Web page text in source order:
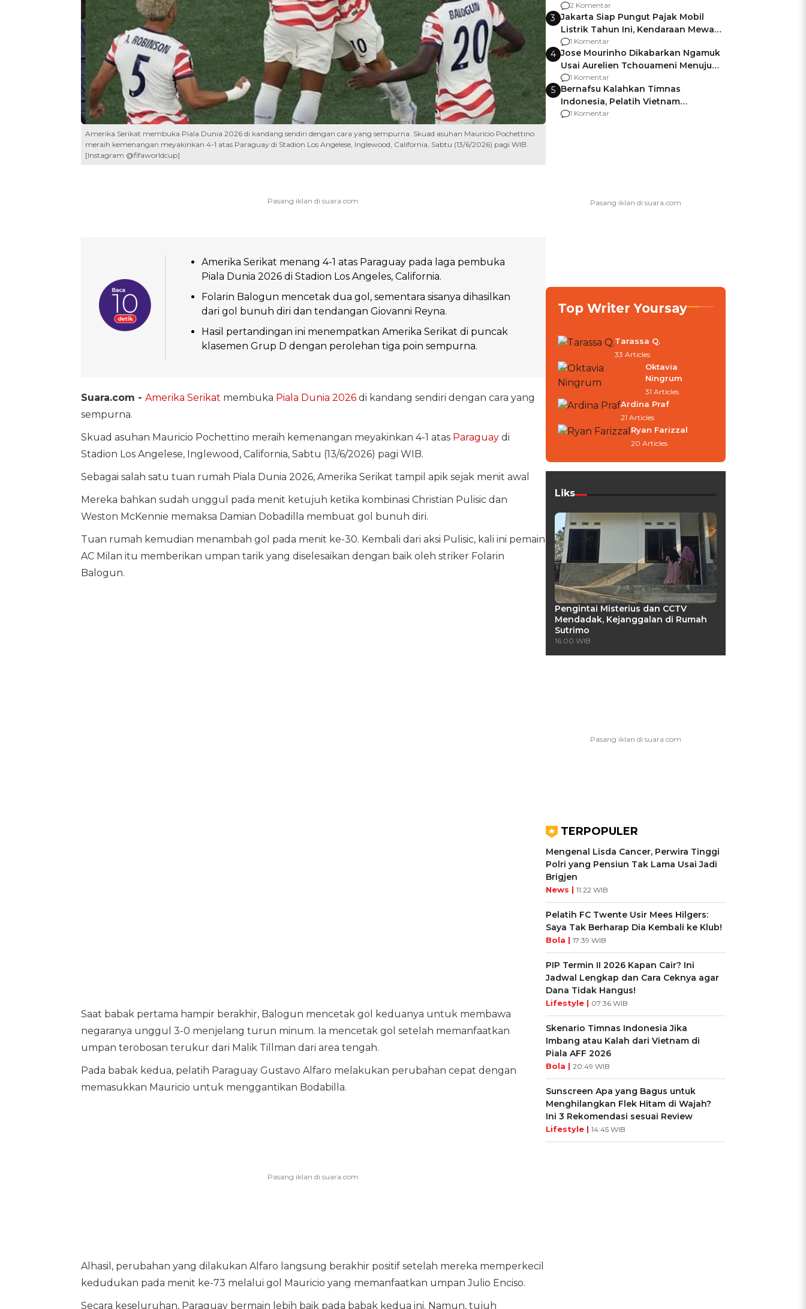
Amerika Serikat membuka Piala Dunia 2026 di kandang sendiri dengan cara yang sempurna. Skuad asuhan Mauricio Pochettino
meraih kemenangan meyakinkan 4-1 atas Paraguay di Stadion Los Angelese, Inglewood, California, Sabtu (13/6/2026) pagi WIB.
[Instagram @fifaworldcup]
Amerika Serikat menang 4-1 atas Paraguay pada laga pembuka
Piala Dunia 2026 di Stadion Los Angeles, California.
Folarin Balogun mencetak dua gol, sementara sisanya dihasilkan
dari gol bunuh diri dan tendangan Giovanni Reyna.
Hasil pertandingan ini menempatkan Amerika Serikat di puncak
klasemen Grup D dengan perolehan tiga poin sempurna.
Suara.com - Amerika Serikat membuka Piala Dunia 2026di kandang sendiri dengan cara yang
sempurna.
Skuad asuhan Mauricio Pochettino meraih kemenangan meyakinkan 4-1 atas Paraguaydi
Stadion Los Angelese, Inglewood, California, Sabtu (13/6/2026) pagi WIB.
Sebagai salah satu tuan rumah Piala Dunia 2026, Amerika Serikat tampil apik sejak menit awal
Mereka bahkan sudah unggul pada menit ketujuh ketika kombinasi Christian Pulisic dan
Weston McKennie memaksa Damian Dobadilla membuat gol bunuh diri.
Tuan rumah kemudian menambah gol pada menit ke-30. Kembali dari aksi Pulisic, kali ini pemain
AC Milan itu memberikan umpan tarik yang diselesaikan dengan baik oleh striker Folarin
Balogun.
Saat babak pertama hampir berakhir, Balogun mencetak gol keduanya untuk membawa
negaranya unggul 3-0 menjelang turun minum. Ia mencetak gol setelah memanfaatkan
umpan terobosan terukur dari Malik Tillman dari area tengah.
Pada babak kedua, pelatih Paraguay Gustavo Alfaro melakukan perubahan cepat dengan
memasukkan Mauricio untuk menggantikan Bodabilla.
Alhasil, perubahan yang dilakukan Alfaro langsung berakhir positif setelah mereka memperkecil
kedudukan pada menit ke-73 melalui gol Mauricio yang memanfaatkan umpan Julio Enciso.
Secara keseluruhan, Paraguay bermain lebih baik pada babak kedua ini. Namun, tujuh
Pemalang
2 Komentar
3 Jakarta Siap Pungut Pajak Mobil
Listrik Tahun Ini, Kendaraan Mewah
Kena hingga 75% PKB
1 Komentar
4 Jose Mourinho Dikabarkan Ngamuk
Usai Aurelien Tchouameni Menuju
Manchester United
1 Komentar
5 Bernafsu Kalahkan Timnas
Indonesia, Pelatih Vietnam
Berencana Pakai Jimat di Pakansari
1 Komentar
Top Writer Yoursay
Tarassa Q.
33 Articles
Oktavia
Ningrum
31 Articles
Ardina Praf
21 Articles
Ryan Farizzal
20 Articles
Liks
Pengintai Misterius dan CCTV
Mendadak, Kejanggalan di Rumah
Sutrimo
16:00 WIB
TERPOPULER
Mengenal Lisda Cancer, Perwira Tinggi
Polri yang Pensiun Tak Lama Usai Jadi
Brigjen
News | 11:22 WIB
Pelatih FC Twente Usir Mees Hilgers:
Saya Tak Berharap Dia Kembali ke Klub!
Bola | 17:39 WIB
PIP Termin II 2026 Kapan Cair? Ini
Jadwal Lengkap dan Cara Ceknya agar
Dana Tidak Hangus!
Lifestyle | 07:36 WIB
Skenario Timnas Indonesia Jika
Imbang atau Kalah dari Vietnam di
Piala AFF 2026
Bola | 20:49 WIB
Sunscreen Apa yang Bagus untuk
Menghilangkan Flek Hitam di Wajah?
Ini 3 Rekomendasi sesuai Review
Lifestyle | 14:45 WIB